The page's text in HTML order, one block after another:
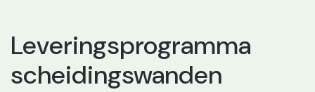
Leveringsprogramma
scheidingswanden